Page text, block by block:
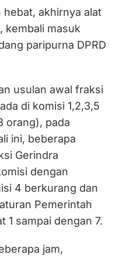
hebat, akhirnya alat
kembali masuk
paripurna DPRD
usulan awal fraksi
di komisi 1,2,3,5
orang), pada
ini, beberapa
Gerindra
dengan
4 berkurang dan
Pemerintah
1 sampai dengan 7.
jam,